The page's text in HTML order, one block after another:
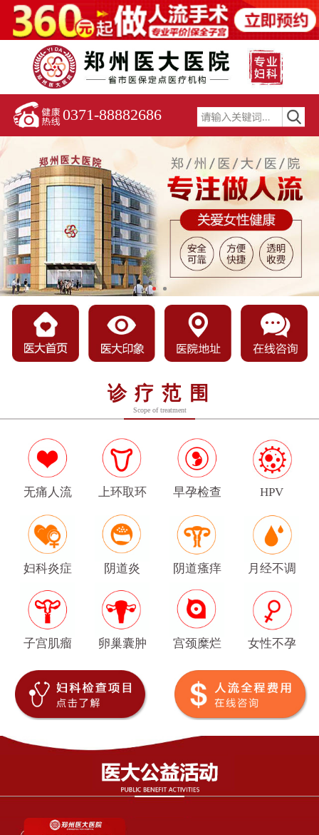
0371-88882686
诊疗范围
Scope of treatment
无痛人流 上环取环 早孕检查 HPV
妇科炎症 阴道炎 阴道瘙痒 月经不调
子宫肌瘤 卵巢囊肿 宫颈糜烂 女性不孕